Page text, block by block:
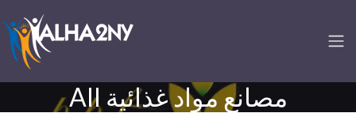
All مصانع مواد غذائية